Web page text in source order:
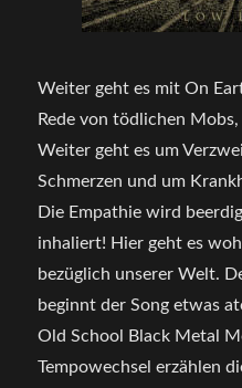
Weiter geht es mit On
Rede von tödlichen
Weiter geht es um
Schmerzen und um
Die Empathie wird
inhaliert! Hier geht es
bezüglich unserer Welt.
beginnt der Song etwas
Old School Black Metal
Tempowechsel erzählen